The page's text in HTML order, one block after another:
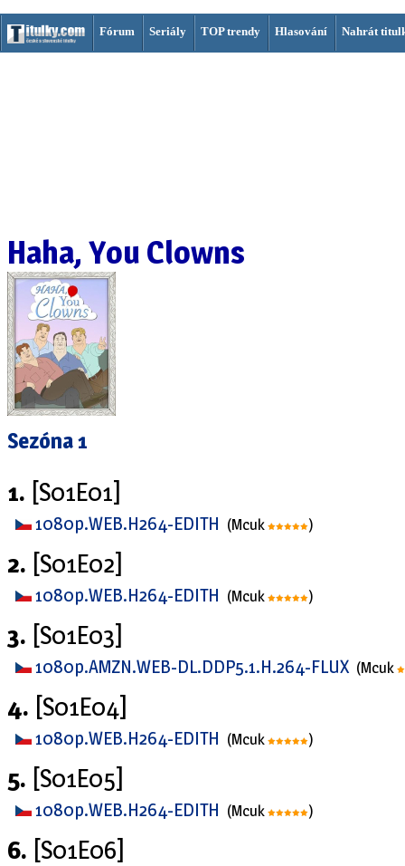
Fórum Seriály TOP trendy Hlasování Nahrát
Haha, You Clowns
Sezóna 1
1. [S01E01]
1080p.WEB.H264-EDITH (Mcuk )
2. [S01E02]
1080p.WEB.H264-EDITH (Mcuk )
3. [S01E03]
1080p.AMZN.WEB-DL.DDP5.1.H.264-FLUX (Mcuk
4. [S01E04]
1080p.WEB.H264-EDITH (Mcuk )
5. [S01E05]
1080p.WEB.H264-EDITH (Mcuk )
6. [S01E06]